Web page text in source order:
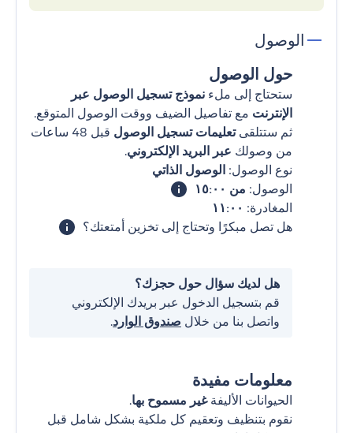
الوصول
حول الوصول
ستحتاج إلى ملء نموذج تسجيل الوصول عبر
الإنترنت مع تفاصيل الضيف ووقت الوصول المتوقع.
ثم ستتلقىتعليمات تسجيل الوصول
قبل 48 ساعات
من وصولك عبر البريد الإلكتروني.
نوع الوصول: الوصول الذاتي
الوصول: من ١٥:٠٠
المغادرة: ١١:٠٠
هل تصل مبكرًا وتحتاج إلى تخزين أمتعتك؟
هل لديك سؤال حول حجزك؟
قم بتسجيل الدخول عبر بريدك الإلكتروني
واتصل بنا من خلال صندوق الوارد.
معلومات مفيدة
الحيوانات الأليفةغير مسموح بها.
نقوم بتنظيف وتعقيم كل ملكية بشكل شامل قبل